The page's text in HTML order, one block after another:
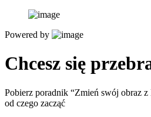
Powered by
Chcesz się
Pobierz poradnik “Zmień swój obraz
od czego zacząć